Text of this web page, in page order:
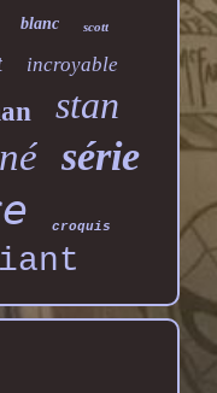
blanc scott
incroyable
stan
série
croquis